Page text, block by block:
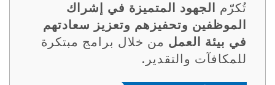
تُكرّم الجهود المتميزة في إشراك
الموظفين وتحفيزهم وتعزيز سعادتهم
في بيئة العمل من خلال برامج مبتكرة
للمكافآت والتقدير.